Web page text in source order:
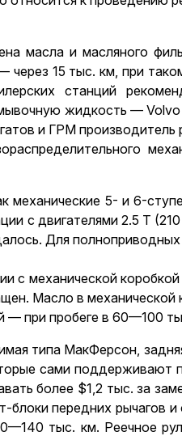
масла и масляного
через 15 тыс. км, при
станций
жидкость — Volvo
и ГРМ
механические 5- и 6-
с двигателями 2.5 Т
Для
с механической
Масло в механической
— при пробеге в 60—100
типа МакФерсон,
сами поддерживают
более $1,2 тыс. за
блоки передних
тыс. км. Реечное